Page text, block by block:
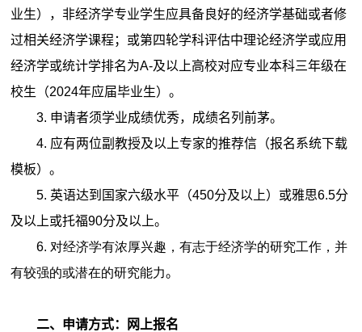
业生），非经济学专业学生应具备良好的经济学基础或者修
过相关经济学课程；或第四轮学科评估中理论经济学或应用
经济学或统计学排名为A-及以上高校对应专业本科三年级在
校生（2024年应届毕业生）。
3. 申请者须学业成绩优秀，成绩名列前茅。
4. 应有两位副教授及以上专家的推荐信（报名系统下载
模板）。
5. 英语达到国家六级水平（450分及以上）或雅思6.5分
及以上或托福90分及以上。
6. 对经济学有浓厚兴趣，有志于经济学的研究工作，并
有较强的或潜在的研究能力。
二、申请方式：网上报名